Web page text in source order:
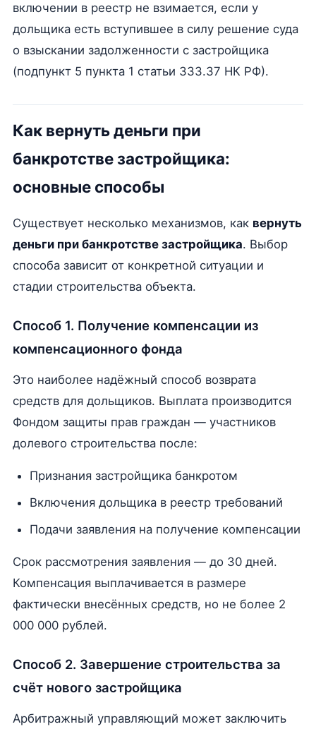
включении в реестр не взимается, если у
дольщика есть вступившее в силу решение суда
о взыскании задолженности с застройщика
(подпункт 5 пункта 1 статьи 333.37 НК РФ).
Как вернуть деньги при
банкротстве застройщика:
основные способы
Существует несколько механизмов, как вернуть
деньги при банкротстве застройщика. Выбор
способа зависит от конкретной ситуации и
стадии строительства объекта.
Способ 1. Получение компенсации из
компенсационного фонда
Это наиболее надёжный способ возврата
средств для дольщиков. Выплата производится
Фондом защиты прав граждан — участников
долевого строительства после:
Признания застройщика банкротом
Включения дольщика в реестр требований
Подачи заявления на получение компенсации
Срок рассмотрения заявления — до 30 дней.
Компенсация выплачивается в размере
фактически внесённых средств, но не более 2
000 000 рублей.
Способ 2. Завершение строительства за
счёт нового застройщика
Арбитражный управляющий может заключить